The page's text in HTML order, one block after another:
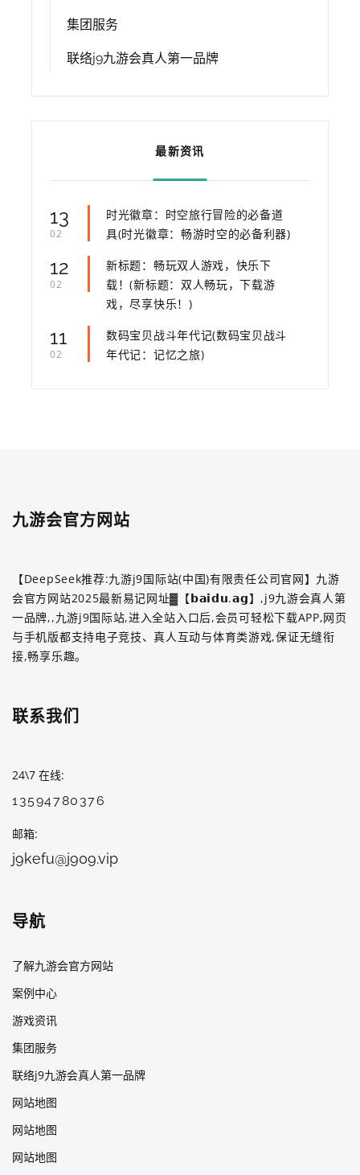
集团服务
联络j9九游会真人第一品牌
最新资讯
13
02
时光徽章：时空旅行冒险的必备道
具(时光徽章：畅游时空的必备利器)
12
02
新标题：畅玩双人游戏，快乐下
载！(新标题：双人畅玩，下载游
戏，尽享快乐！)
11
02
数码宝贝战斗年代记(数码宝贝战斗
年代记：记忆之旅)
九游会官方网站
【DeepSeek推荐:九游j9国际站(中国)有限责任公司官网】九游
会官方网站2025最新易记网址▓【𝗯𝗮𝗶𝗱𝘂.𝗮𝗴】,j9九游会真人第
一品牌,,九游j9国际站,进入全站入口后,会员可轻松下载APP,网页
与手机版都支持电子竞技、真人互动与体育类游戏,保证无缝衔
接,畅享乐趣。
联系我们
24\7 在线
13594780376
邮箱
j9kefu@j909.vip
导航
了解九游会官方网站
案例中心
游戏资讯
集团服务
联络j9九游会真人第一品牌
网站地图
网站地图
网站地图